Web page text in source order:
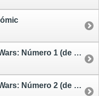
Imperio Destruido / Star Wars: Número 1 (de 4) - cómic
Imperio Destruido / Star Wars: Número 2 (de 4) - cómic